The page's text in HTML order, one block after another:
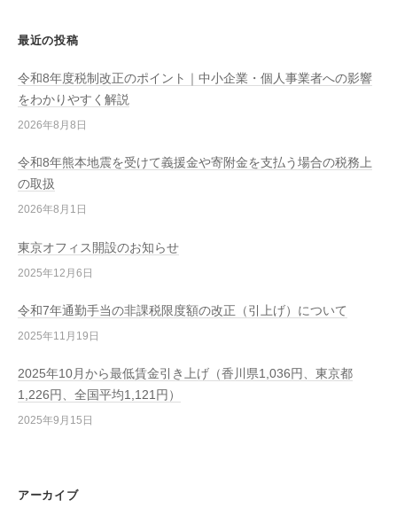
最近の投稿
令和8年度税制改正のポイント｜中小企業・個人事業者への影響
をわかりやすく解説
2026年8月8日
令和8年熊本地震を受けて義援金や寄附金を支払う場合の税務上
の取扱
2026年8月1日
東京オフィス開設のお知らせ
2025年12月6日
令和7年通勤手当の非課税限度額の改正（引上げ）について
2025年11月19日
2025年10月から最低賃金引き上げ（香川県1,036円、東京都
1,226円、全国平均1,121円）
2025年9月15日
アーカイブ